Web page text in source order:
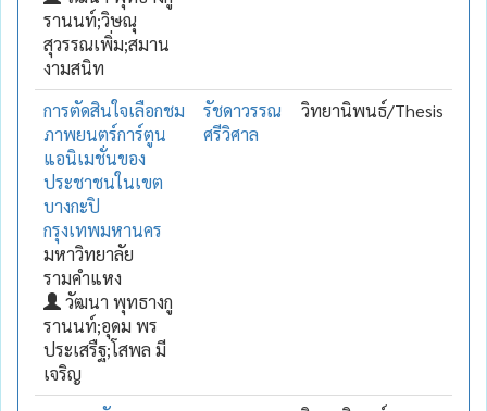
รานนท์;วิษณุ
สุวรรณเพิ่ม;สมาน
งามสนิท
การตัดสินใจเลือกชม
ภาพยนตร์การ์ตูน
แอนิเมชั่นของ
ประชาชนในเขต
บางกะปิ
กรุงเทพมหานคร
มหาวิทยาลัย
รามคำแหง
วัฒนา พุทธางกู
รานนท์;อุดม พร
ประเสรืฐ;โสพล มี
เจริญ
รัชดาวรรณ
ศรีวิศาล
วิทยานิพนธ์/Thesis